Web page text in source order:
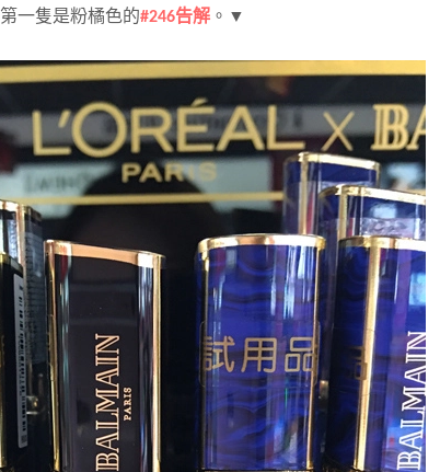
第一隻是粉橘色的#246告解 。▼